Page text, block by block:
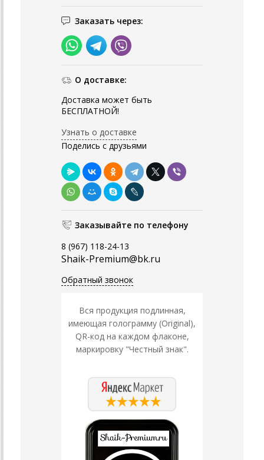
Заказать через:
О доставке:
Доставка может быть
БЕСПЛАТНОЙ!
Узнать о доставке
Поделись с друзьями
Заказывайте по телефону
8 (967) 118-24-13
Shaik-Premium@bk.ru
Обратный звонок
Вся продукция подлинная,
имеющая голограмму (Original),
QR-код на каждом флаконе,
маркировку "Честный знак".